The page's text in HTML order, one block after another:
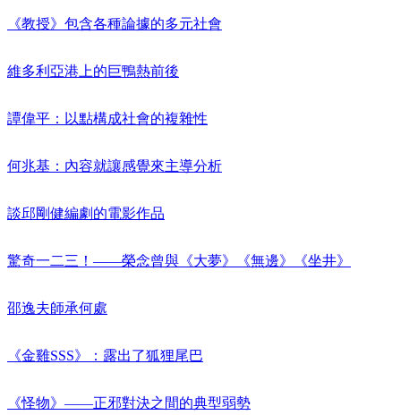
《教授》包含各種論據的多元社會
維多利亞港上的巨鴨熱前後
譚偉平：以點構成社會的複雜性
何兆基：內容就讓感覺來主導分析
談邱剛健編劇的電影作品
驚奇一二三！——榮念曾與《大夢》《無邊》《坐井》
邵逸夫師承何處
《金雞SSS》：露出了狐狸尾巴
《怪物》——正邪對決之間的典型弱勢